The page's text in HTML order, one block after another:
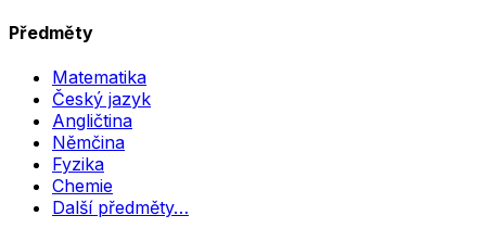
Předměty
Matematika
Český jazyk
Angličtina
Němčina
Fyzika
Chemie
Další předměty…